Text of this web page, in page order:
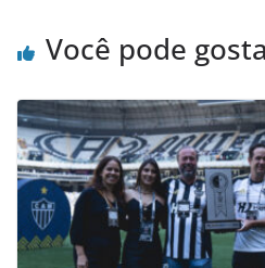
Você pode